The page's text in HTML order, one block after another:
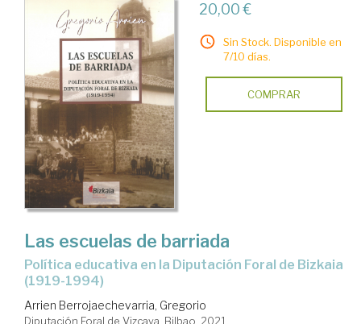
20,00 €
Sin Stock. Disponible en
7/10 días.
COMPRAR
Las escuelas de barriada
política educativa en la Diputación Foral de Bizkaia
(1919-1994)
Arrien Berrojaechevarria, Gregorio
Diputación Foral de Vizcaya. Bilbao, 2021